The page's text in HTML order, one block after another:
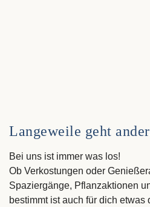
Langeweile geht
Bei uns ist immer was los!
Ob Verkostungen oder
Spaziergänge, Pflanzaktionen
bestimmt ist auch für dich etwas